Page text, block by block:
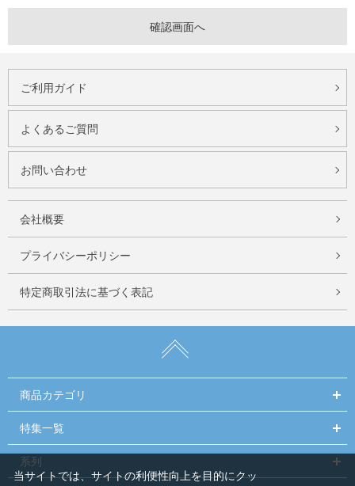
ご利用ガイド
よくあるご質問
お問い合わせ
会社概要
プライバシーポリシー
特定商取引法に基づく表記
商品カテゴリ
特集一覧
系列
当サイトでは、サイトの利便性向上を目的にクッ